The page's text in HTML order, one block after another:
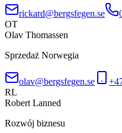
rickard@bergsfegen.se
OT
Olav Thomassen
Sprzedaż Norwegia
olav@bergsfegen.se
RL
Robert Lanned
Rozwój biznesu